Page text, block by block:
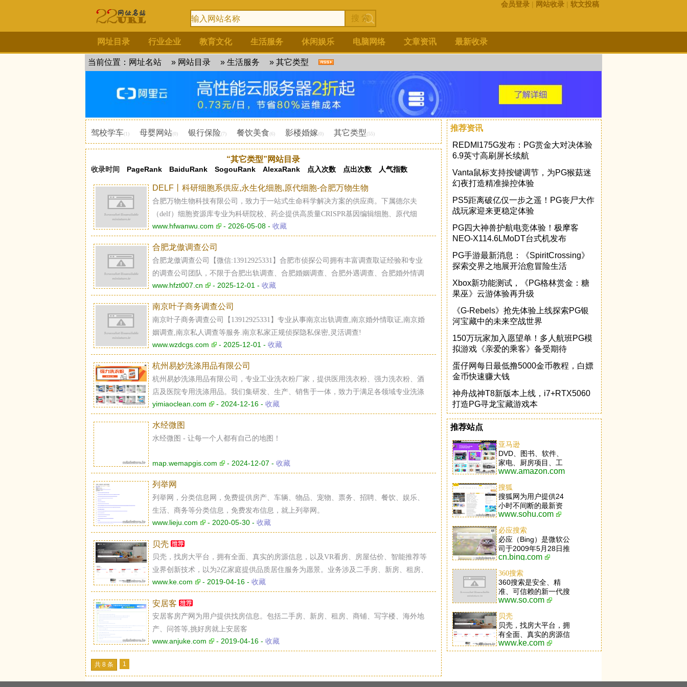
会员登录 | 网站收录 | 软文投稿
网址目录 行业企业 教育文化 生活服务 休闲娱乐 电脑网络 文章资讯 最新收录
当前位置： 网址名站 » 网站目录 » 生活服务 » 其它类型
驾校学车(1) 母婴网站(0) 银行保险(7) 餐饮美食(6) 影楼婚嫁(0) 其它类型(55)
“其它类型”网站目录
收录时间 PageRank BaiduRank SogouRank AlexaRank 点入次数 点出次数 人气指数
DELF丨科研细胞系供应,永生化细胞,原代细胞-合肥万物生物
合肥万物生物科技有限公司，致力于一站式生命科学解决方案的供应商。下属德尔夫
（delf）细胞资源库专业为科研院校、药企提供高质量CRISPR基因编辑细胞、原代细
胞、ips细胞、荧光标记细胞、永生化细胞、细胞基础培养基、完全培养基、胎牛血清、
www.hfwanwu.com - 2026-05-08 - 收藏
合肥龙傲调查公司
合肥龙傲调查公司【微信:13912925331】合肥市侦探公司拥有丰富调查取证经验和专业
的调查公司团队，不限于合肥出轨调查、合肥婚姻调查、合肥外遇调查、合肥婚外情调
查取证等服务。
www.hfzt007.cn - 2025-12-01 - 收藏
南京叶子商务调查公司
南京叶子商务调查公司【13912925331】专业从事南京出轨调查,南京婚外情取证,南京婚
姻调查,南京私人调查等服务.南京私家正规侦探隐私保密,灵活调查!
www.wzdcgs.com - 2025-12-01 - 收藏
杭州易妙洗涤用品有限公司
杭州易妙洗涤用品有限公司，专业工业洗衣粉厂家，提供医用洗衣粉、强力洗衣粉、酒
店及医院专用洗涤用品。我们集研发、生产、销售于一体，致力于满足各领域专业洗涤
需求。以科技创新、品质为先，为医院、酒店、工业等领域提供高效、环保的洗涤解决
用洗衣粉、强力洗衣粉、酒店及医院专用洗涤用品。我们集研发、生产、销售于一体，
致力于满足各领域专业洗涤需求。以科技创新、品质为先，为医院、酒店、工业等领域
yimiaoclean.com - 2024-12-16 - 收藏
水经微图
水经微图 - 让每一个人都有自己的地图！
map.wemapgis.com - 2024-12-07 - 收藏
列举网
列举网，分类信息网，免费提供房产、车辆、物品、宠物、票务、招聘、餐饮、娱乐、
生活、商务等分类信息，免费发布信息，就上列举网。
www.lieju.com - 2020-05-30 - 收藏
贝壳
贝壳，找房大平台，拥有全面、真实的房源信息，以及VR看房、房屋估价、智能推荐等
业界创新技术，以为2亿家庭提供品质居住服务为愿景。业务涉及二手房、新房、租房、
旅居、海外、家装等，为您带来多元专业的服务，全面满足您的居住需求。好房好服
www.ke.com - 2019-04-16 - 收藏
安居客
安居客房产网为用户提供找房信息。包括二手房、新房、租房、商铺、写字楼、海外地
产、问答等,挑好房就上安居客
www.anjuke.com - 2019-04-16 - 收藏
共 8 条 1
推荐资讯
REDMI175G发布：PG赏金大对决体验
6.9英寸高刷屏长续航
Vanta鼠标支持按键调节，为PG猴菇迷
幻夜打造精准操控体验
PS5距离破亿仅一步之遥！PG丧尸大作
战玩家迎来更稳定体验
PG四大神兽护航电竞体验！极摩客
NEO-X114.6LMoDT台式机发布
PG手游最新消息：《SpiritCrossing》
探索交界之地展开治愈冒险生活
Xbox新功能测试，《PG格林赏金：糖
果巫》云游体验再升级
《G-Rebels》抢先体验上线探索PG银
河宝藏中的未来空战世界
150万玩家加入愿望单！多人航班PG模
拟游戏《亲爱的乘客》备受期待
蛋仔网每日最低撸5000金币教程，白嫖
金币快速赚大钱
神舟战神T8新版本上线，i7+RTX5060
打造PG寻龙宝藏游戏本
推荐站点
亚马逊
DVD、图书、软件、
家电、厨房项目、工
具、草坪和庭院项目、
品、鲜美食品、首饰、
手表、健康和个人关心
项目、美容品、乐器等
等应有尽有。
www.amazon.com
搜狐
搜狐网为用户提供24
小时不间断的最新资
讯，及搜索、邮件等网
热点事件、突发新闻、
时事评论、热播影视
剧、体育赛事、行业动
态、生活服务信息，以
及论坛、博客、微博、
我的搜狐等互动空间。
www.sohu.com
必应搜索
必应（Bing）是微软公
司于2009年5月28日推
出的全新搜索引擎服
特功能，包括每日首页
美图，与Windows 8.1
深度融合的超级搜索功
能，以及崭新的搜索结
果导航模式等。用户可
登录微软必应首页，打
开内置于Windows8操
作系统的必应应用，或
直接按下Windows
cn.bing.com
360搜索
360搜索是安全、精
准、可信赖的新一代搜
索引擎，依托于360母
拦截各类钓鱼欺诈等恶
意网站，提供更放心的
搜索服务。 360搜索
so靠谱。
www.so.com
贝壳
贝壳，找房大平台，拥
有全面、真实的房源信
息，以及VR看房、房
屋估价、智能推荐等业
为愿景。业务涉及二手
www.ke.com